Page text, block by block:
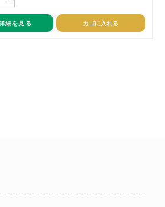
細を見る カゴに入れる